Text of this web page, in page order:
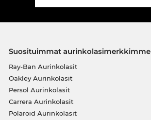
Suosituimmat aurinkolasimerkkimme
Ray-Ban Aurinkolasit
Oakley Aurinkolasit
Persol Aurinkolasit
Carrera Aurinkolasit
Polaroid Aurinkolasit